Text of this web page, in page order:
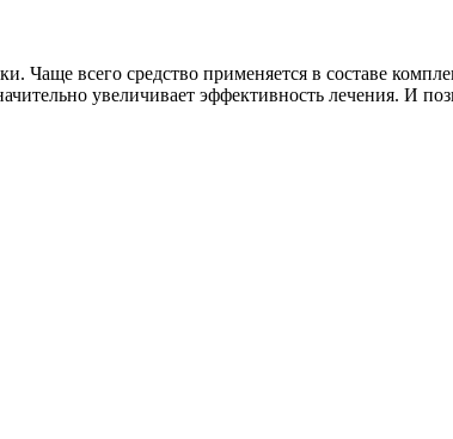
всего средство применяется в составе
увеличивает эффективность лечения. И